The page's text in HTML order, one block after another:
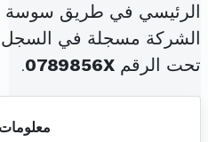
الرئيسي في طريق سوسة كلم 4 مقرين
الشركة مسجلة في
تحت الرقم 0789856X
.